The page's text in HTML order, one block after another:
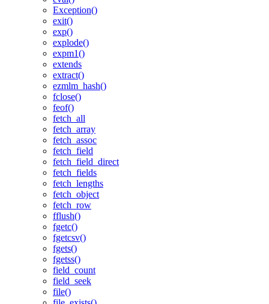
Exception()
exit()
exp()
explode()
expm1()
extends
extract()
ezmlm_hash()
fclose()
feof()
fetch_all
fetch_array
fetch_assoc
fetch_field
fetch_field_direct
fetch_fields
fetch_lengths
fetch_object
fetch_row
fflush()
fgetc()
fgetcsv()
fgets()
fgetss()
field_count
field_seek
file()